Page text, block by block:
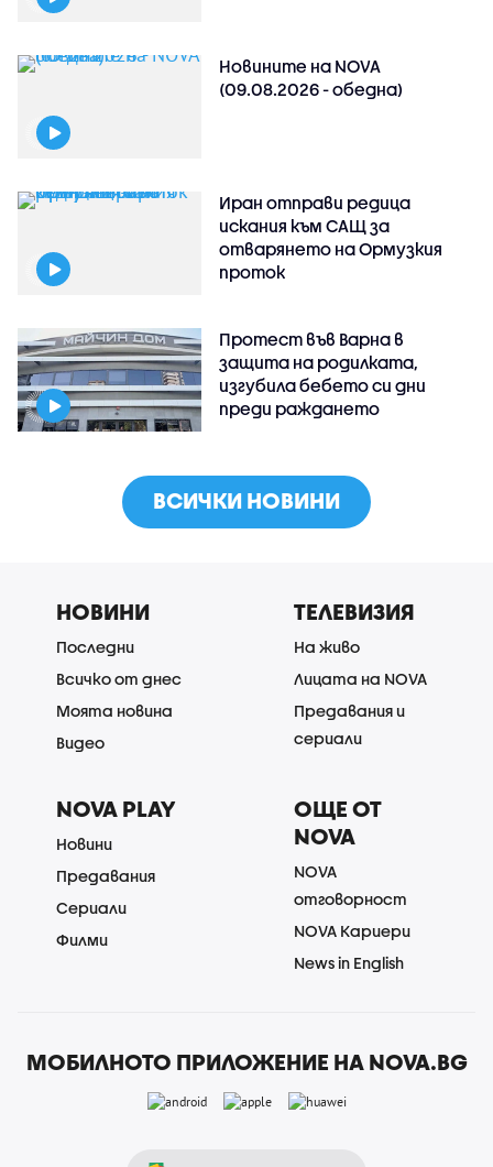
Новините на NOVA
(09.08.2026 - обедна)
Иран отправи редица
искания към САЩ за
отварянето на Ормузкия
проток
Протест във Варна в
защита на родилката,
изгубила бебето си дни
преди раждането
ВСИЧКИ НОВИНИ
НОВИНИ
Последни
Всичко от днес
Моята новина
Видео
ТЕЛЕВИЗИЯ
На живо
Лицата на NOVA
Предавания и
сериали
NOVA PLAY
Новини
Предавания
Сериали
Филми
ОЩЕ ОТ
NOVA
NOVA
отговорност
NOVA Кариери
News in English
МОБИЛНОТО ПРИЛОЖЕНИЕ НА NOVA.BG